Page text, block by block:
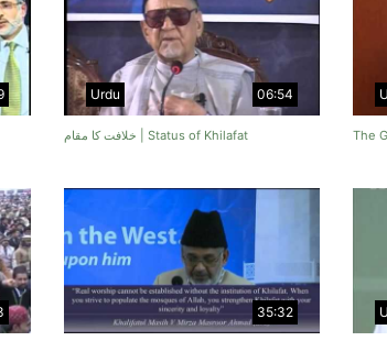
06:54
Urdu
خلافت کا مقام | Status of Khilafat The
35:32